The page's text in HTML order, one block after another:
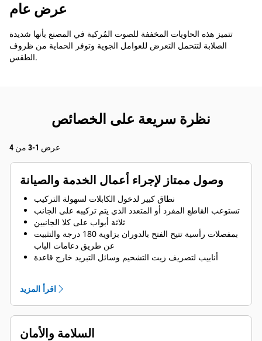
عرض عام
تتميز هذه الحاويات المخففة للصوت المُركبة في المصنع بأنها شديدة
الصلابة لتتحمل التعرض للعوامل الجوية وتوفر الحماية من ظروف
الطقس.
نظرة سريعة على الخصائص
عرض 1-3 من 4
وصول ممتاز لإجراء أعمال الخدمة والصيانة
نطاق كبير لدخول الكابلات لسهولة التركيب
تستوعب القاطع المفرد أو المتعدد الذي يتم تركيبه على الجانب
ثلاثة أبواب على كلا الجانبين
بمفصلات رأسية تتيح الفتح بالدوران بزاوية 180 درجة والتثبيت
عن طريق دعامات الباب
أنابيب لتصريف زيت التشحيم وسائل التبريد خارج قاعدة
غطاء تعبئة الرادياتير
اقرأ المزيد
السلامة والأمان